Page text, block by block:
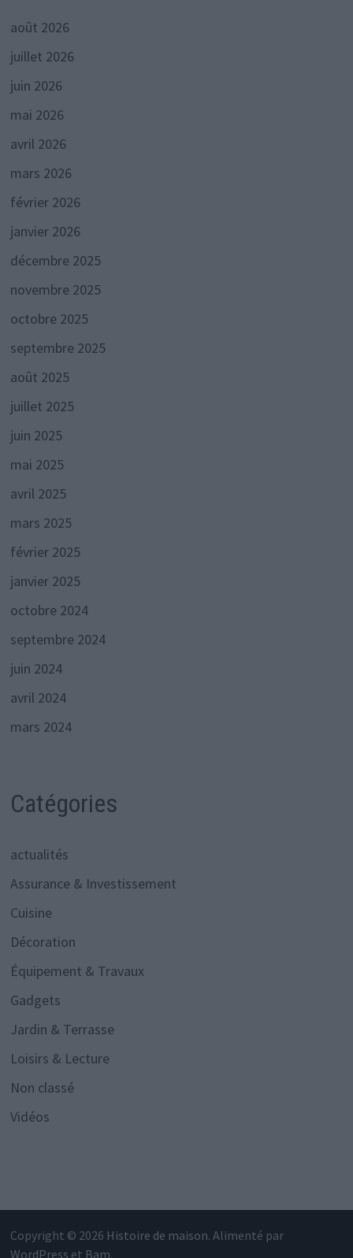
août 2026
juillet 2026
juin 2026
mai 2026
avril 2026
mars 2026
février 2026
janvier 2026
décembre 2025
novembre 2025
octobre 2025
septembre 2025
août 2025
juillet 2025
juin 2025
mai 2025
avril 2025
mars 2025
février 2025
janvier 2025
octobre 2024
septembre 2024
juin 2024
avril 2024
mars 2024
Catégories
actualités
Assurance & Investissement
Cuisine
Décoration
Équipement & Travaux
Gadgets
Jardin & Terrasse
Loisirs & Lecture
Non classé
Vidéos
Copyright © 2026 Histoire de maison. Alimenté par
WordPress et Bam.